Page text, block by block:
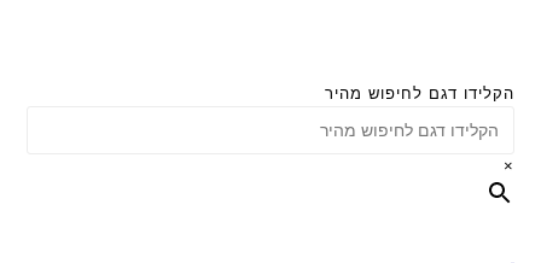
הקלידו דגם לחיפוש מהיר
×